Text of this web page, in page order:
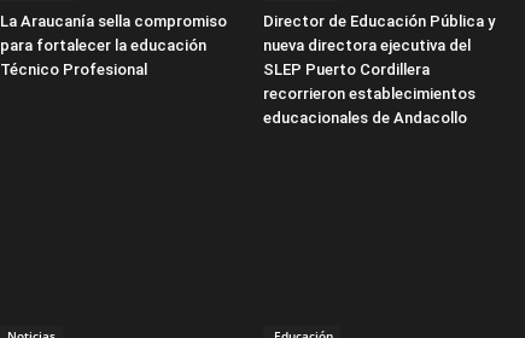
La Araucanía sella compromiso
para fortalecer la educación
Técnico Profesional
Director de Educación Pública y
nueva directora ejecutiva del
SLEP Puerto Cordillera
recorrieron establecimientos
educacionales de Andacollo